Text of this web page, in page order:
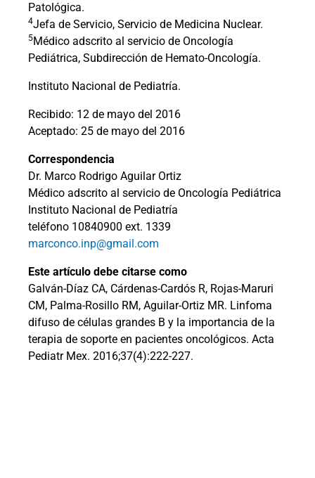
Patológica.
4Jefa de Servicio, Servicio de Medicina Nuclear.
5Médico adscrito al servicio de Oncología
Pediátrica, Subdirección de Hemato-Oncología.
Instituto Nacional de Pediatría.
Recibido: 12 de mayo del 2016
Aceptado: 25 de mayo del 2016
Correspondencia
Dr. Marco Rodrigo Aguilar Ortiz
Médico adscrito al servicio de Oncología Pediátrica
Instituto Nacional de Pediatría
teléfono 10840900 ext. 1339
marconco.inp@gmail.com
Este artículo debe citarse como
Galván-Díaz CA, Cárdenas-Cardós R, Rojas-Maruri
CM, Palma-Rosillo RM, Aguilar-Ortiz MR. Linfoma
difuso de células grandes B y la importancia de la
terapia de soporte en pacientes oncológicos. Acta
Pediatr Mex. 2016;37(4):222-227.